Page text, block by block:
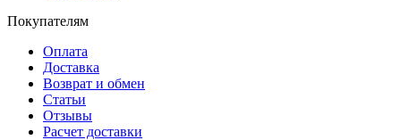
Покупателям
Оплата
Доставка
Возврат и обмен
Статьи
Отзывы
Расчет доставки